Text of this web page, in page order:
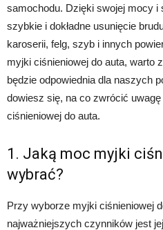
samochodu. Dzięki swojej mocy i
szybkie i dokładne usunięcie
karoserii, felg, szyb i innych
myjki ciśnieniowej do auta, warto
będzie odpowiednia dla naszych
dowiesz się, na co zwrócić
ciśnieniowej do auta.
1. Jaką moc myjki
wybrać?
Przy wyborze myjki ciśnieniowej
najważniejszych czynników jest